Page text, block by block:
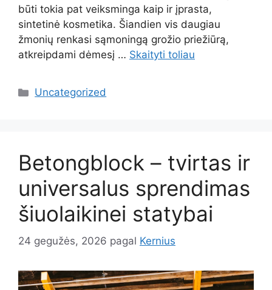
būti tokia pat veiksminga kaip ir įprasta,
sintetinė kosmetika. Šiandien vis daugiau
žmonių renkasi sąmoningą grožio priežiūrą,
atkreipdami dėmesį … Skaityti toliau
Kategorijos
Uncategorized
Betongblock – tvirtas ir
universalus sprendimas
šiuolaikinei statybai
24 gegužės, 2026 pagal Kernius